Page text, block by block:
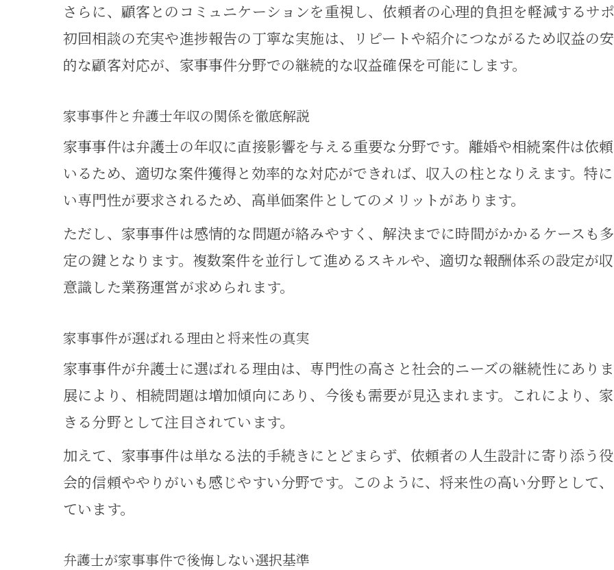
民事事件との違いが活きる家事事件活用法
家事事件と民事事件の違いから収益化を考
家事事件分野特有の顧客ニーズを満たす方
家事事件の収益性を高める案件選びのコツ
弁護士が家事事件で収入安定を目指すには
家事事件で弁護士が安定収入を得る仕組み
家事事件分野で収益性を高める営業手法
家事事件を通じた顧客信頼の積み重ね方
家事事件で顧客信頼を築く実践的アプロー
家事事件で長期的な顧客関係を作る秘訣
家事事件分野におけるアフターケアの重要
注目される家事事件の収益化事例を解説
さらに、顧客とのコミュニケーションを重視し、依頼者の心理的負担を軽減するサ
初回相談の充実や進捗報告の丁寧な実施は、リピートや紹介につながるため収益の
的な顧客対応が、家事事件分野での継続的な収益確保を可能にします。
家事事件と弁護士年収の関係を徹底解説
家事事件は弁護士の年収に直接影響を与える重要な分野です。離婚や相続案件は依
いるため、適切な案件獲得と効率的な対応ができれば、収入の柱となりえます。特
い専門性が要求されるため、高単価案件としてのメリットがあります。
ただし、家事事件は感情的な問題が絡みやすく、解決までに時間がかかるケースも
定の鍵となります。複数案件を並行して進めるスキルや、適切な報酬体系の設定が
意識した業務運営が求められます。
家事事件が選ばれる理由と将来性の真実
家事事件が弁護士に選ばれる理由は、専門性の高さと社会的ニーズの継続性にあり
展により、相続問題は増加傾向にあり、今後も需要が見込まれます。これにより、
きる分野として注目されています。
加えて、家事事件は単なる法的手続きにとどまらず、依頼者の人生設計に寄り添う
会的信頼ややりがいも感じやすい分野です。このように、将来性の高い分野として
ています。
弁護士が家事事件で後悔しない選択基準